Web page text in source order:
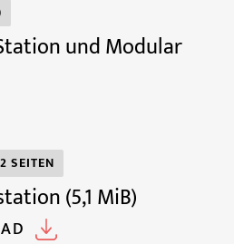
und Modular
SEITEN
(5,1 MiB)